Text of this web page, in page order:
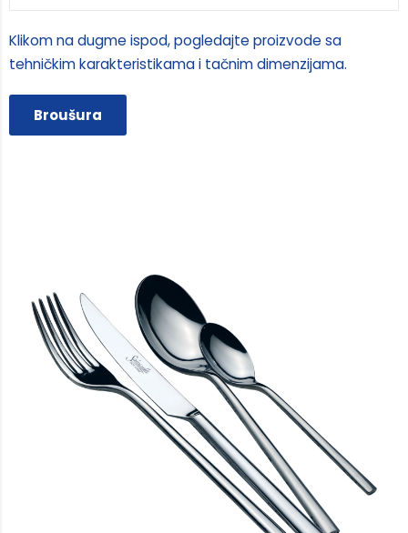
Klikom na dugme ispod, pogledajte proizvode sa
tehničkim karakteristikama i tačnim dimenzijama.
Broušura